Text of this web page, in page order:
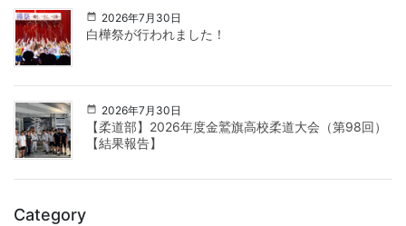
2026年7月30日
白樺祭が行われました！
2026年7月30日
【柔道部】2026年度金鷲旗高校柔道大会（第98回）
【結果報告】
Category